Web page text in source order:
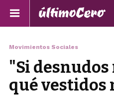
Movimientos Sociales
"Si desnudos
qué vestidos